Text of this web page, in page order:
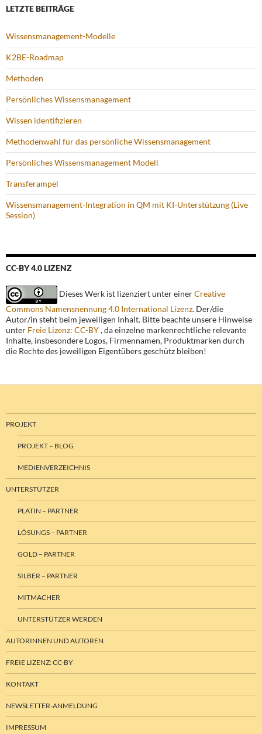
LETZTE BEITRÄGE
Wissensmanagement-Modelle
K2BE-Roadmap
Methoden
Persönliches Wissensmanagement
Wissen identifizieren
Methodenwahl für das persönliche Wissensmanagement
Persönliches Wissensmanagement Modell
Transferampel
Wissensmanagement-Integration in QM mit KI-Unterstützung (Live
Session)
CC-BY 4.0 LIZENZ
Dieses Werk ist lizenziert unter einerCreative
Commons Namensnennung 4.0 International Lizenz. Der/die
Autor/in steht beim jeweiligen Inhalt. Bitte beachte unsere Hinweise
unter Freie Lizenz: CC-BY, da einzelne markenrechtliche relevante
Inhalte, insbesondere Logos, Firmennamen, Produktmarken durch
die Rechte des jeweiligen Eigentübers geschütz bleiben!
PROJEKT
PROJEKT – BLOG
MEDIENVERZEICHNIS
UNTERSTÜTZER
PLATIN – PARTNER
LÖSUNGS – PARTNER
GOLD – PARTNER
SILBER – PARTNER
MITMACHER
UNTERSTÜTZER WERDEN
AUTORINNEN UND AUTOREN
FREIE LIZENZ: CC-BY
KONTAKT
NEWSLETTER-ANMELDUNG
IMPRESSUM